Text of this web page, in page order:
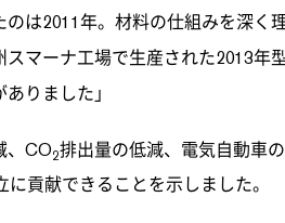
は2011年。材料の仕組みを深
マーナ工場で生産された2013年
りました」
、CO2排出量の低減、電気自動車
貢献できることを示しました。